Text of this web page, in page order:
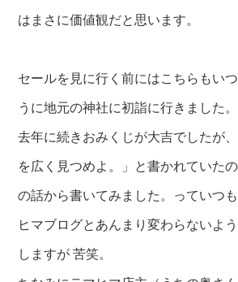
はまさに価値観だと思います。
セールを見に行く前にはこちらもい
うに地元の神社に初詣に行きました
去年に続きおみくじが大吉でしたが
を広く見つめよ。」と書かれていた
の話から書いてみました。っていつ
ヒマブログとあんまり変わらないよ
しますが 苦笑。